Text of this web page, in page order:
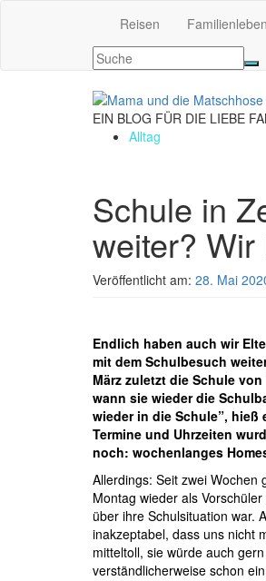
Reisen Familienleben
EIN BLOG FÜR DIE LIEBE
Alltag
Schule in
weiter?
Veröffentlicht am: 28. Mai
Endlich haben auch wir
mit dem Schulbesuch
März zuletzt die Schule
wann sie wieder die
wieder in die Schule”,
Termine und Uhrzeiten
noch: wochenlanges
Allerdings: Seit zwei
Montag wieder als
über ihre Schulsituation war.
inakzeptabel, dass uns nicht
mitteltoll, sie würde auch
verständlicherweise schon